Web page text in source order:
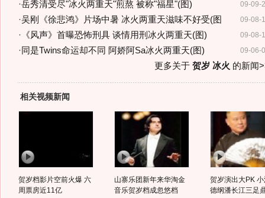
09-09-
·岳秀清受尽"冰火两重天"煎熬 被称"福星"(图)
09-08-
·吴刚《徐悲鸿》片场中暑 冰火两重天滋味不好受(图
09-08-
· 《风声》首曝恐怖刑具 谈情用刑冰火两重天(图)
09-06-
·同是Twins命运却不同 阿娇阿Sa冰火两重天(图)
更多关于 贺岁 冰火 的新闻
相关视频新闻
贺岁档影片空前火爆 六
周票房近11亿
山寨乐团新年来华淘金
音乐贺岁档成忽悠档
贺岁演出大PK
德纲潘长江三足